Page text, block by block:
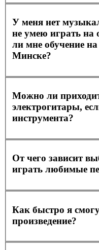
У меня нет
не умею играть на
ли мне обучение
Минске?
Можно ли
электрогитары,
инструмента?
От чего зависит
играть любимые
Как быстро я
произведение?